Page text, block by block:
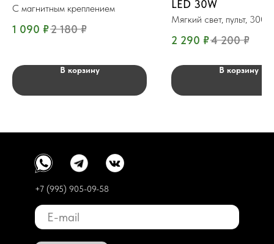
С магнитным креплением
1 090 ₽2 180 ₽
В корзину
LED 30W
Мягкий свет, пульт,
2 290 ₽4 200 ₽
В корзину
+7 (995) 905-09-58